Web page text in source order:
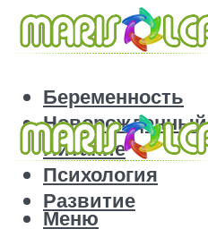
Беременность
Новорожденный
Питание
Психология
Развитие
Меню